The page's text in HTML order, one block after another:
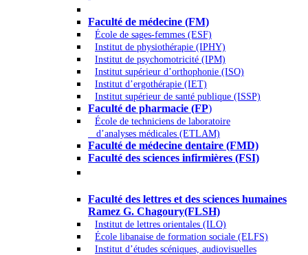
Faculté de médecine (FM)
École de sages-femmes (ESF)
Institut de physiothérapie (IPHY)
Institut de psychomotricité (IPM)
Institut supérieur d’orthophonie (ISO)
Institut d’ergothérapie (IET)
Institut supérieur de santé publique (ISSP)
Faculté de pharmacie (FP)
École de techniciens de laboratoire
d’analyses médicales (ETLAM)
Faculté de médecine dentaire (FMD)
Faculté des sciences infirmières (FSI)
Faculté des lettres et des sciences humaines
Ramez G. Chagoury(FLSH)
Institut de lettres orientales (ILO)
École libanaise de formation sociale (ELFS)
Institut d’études scéniques, audiovisuelles